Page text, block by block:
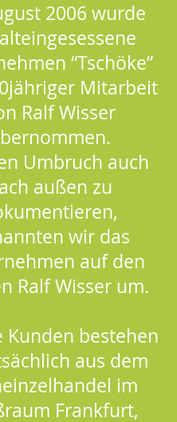
2006 wurde
“Tschöke”
Mitarbeit
Ralf Wisser
Umbruch auch
außen zu
wir das
auf den
Ralf Wisser um.
Kunden bestehen
aus dem
im
Frankfurt,